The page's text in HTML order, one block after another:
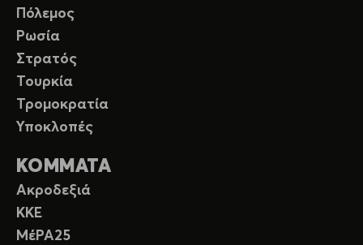
Πόλεμος
Ρωσία
Στρατός
Τουρκία
Τρομοκρατία
Υποκλοπές
ΚΟΜΜΑΤΑ
Ακροδεξιά
ΚΚΕ
ΜέΡΑ25